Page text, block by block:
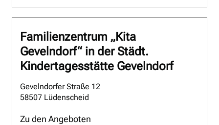
Familienzentrum „Kita
Gevelndorf“ in der Städt.
Kindertagesstätte Gevelndorf
Gevelndorfer Straße 12
58507 Lüdenscheid
Zu den Angeboten